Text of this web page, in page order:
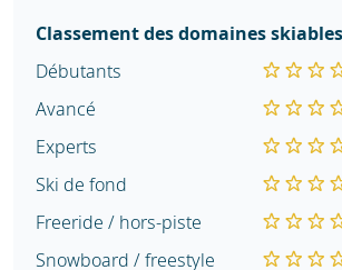
Classement des domaines skiables
Débutants
Avancé
Experts
Ski de fond
Freeride / hors-piste
Snowboard / freestyle